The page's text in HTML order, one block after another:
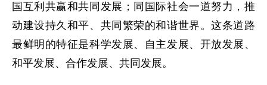
国互利共赢和共同发展；同国际社会一道努力，推
动建设持久和平、共同繁荣的和谐世界。这条道路
最鲜明的特征是科学发展、自主发展、开放发展、
和平发展、合作发展、共同发展。